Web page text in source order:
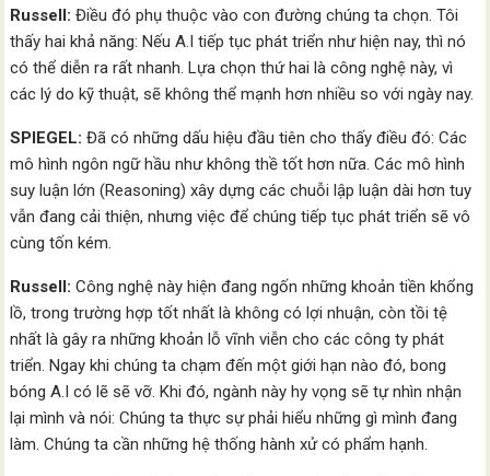
Russell: Điều đó phụ thuộc vào con đường chúng ta chọn. Tôi
thấy hai khả năng: Nếu A.I tiếp tục phát triển như hiện nay, thì nó
có thể diễn ra rất nhanh. Lựa chọn thứ hai là công nghệ này, vì
các lý do kỹ thuật, sẽ không thể mạnh hơn nhiều so với ngày nay.
SPIEGEL: Đã có những dấu hiệu đầu tiên cho thấy điều đó: Các
mô hình ngôn ngữ hầu như không thề tốt hơn nữa. Các mô hình
suy luận lớn (Reasoning) xây dựng các chuỗi lập luận dài hơn tuy
vẫn đang cải thiện, nhưng việc để chúng tiếp tục phát triển sẽ vô
cùng tốn kém.
Russell: Công nghệ này hiện đang ngốn những khoản tiền khổng
lồ, trong trường hợp tốt nhất là không có lợi nhuận, còn tồi tệ
nhất là gây ra những khoản lỗ vĩnh viễn cho các công ty phát
triển. Ngay khi chúng ta chạm đến một giới hạn nào đó, bong
bóng A.I có lẽ sẽ vỡ. Khi đó, ngành này hy vọng sẽ tự nhìn nhận
lại mình và nói: Chúng ta thực sự phải hiểu những gì mình đang
làm. Chúng ta cần những hệ thống hành xử có phẩm hạnh.